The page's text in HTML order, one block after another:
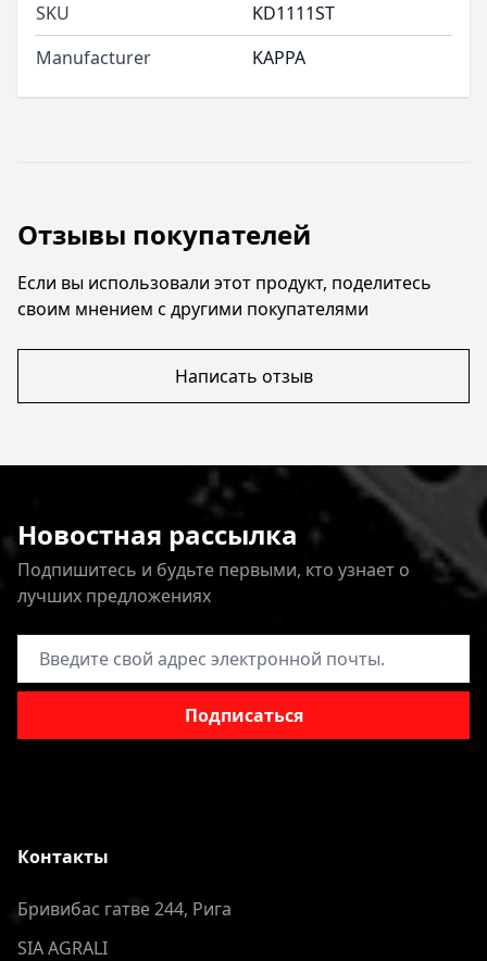
SKU
KD1111ST
Manufacturer
KAPPA
Отзывы покупателей
Если вы использовали этот продукт, поделитесь
своим мнением с другими покупателями
Написать отзыв
Новостная рассылка
Подпишитесь и будьте первыми, кто узнает о
лучших предложениях
Адрес электронной почты
Подписаться
Контакты
Бривибас гатве 244, Рига
SIA AGRALI